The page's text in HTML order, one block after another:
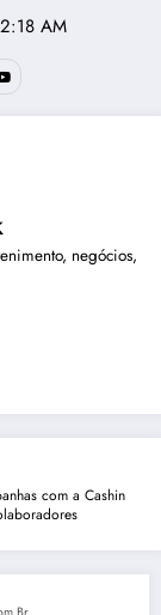
AM
negócios,
com a Cashin